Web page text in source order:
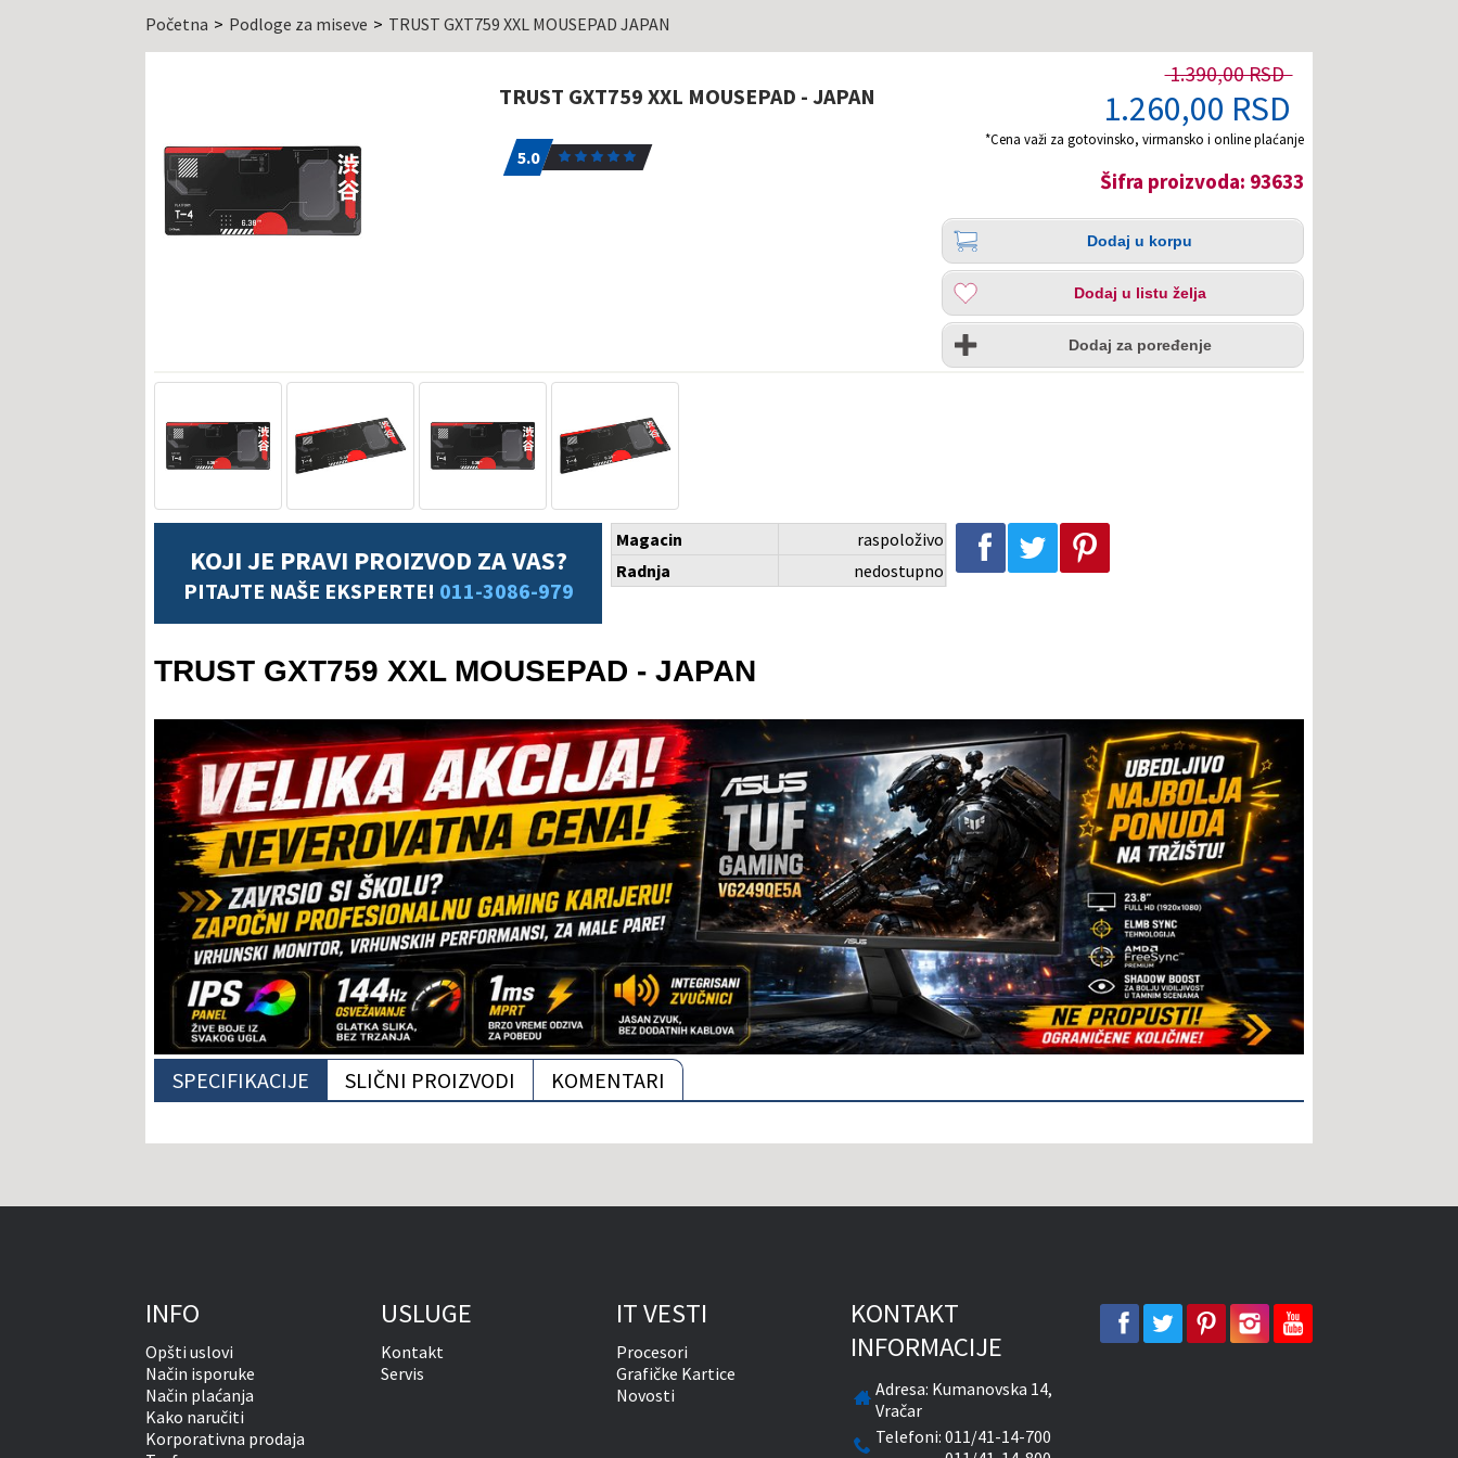
Početna Podloge za miseve TRUST GXT759 XXL MOUSEPAD JAPAN
TRUST GXT759 XXL MOUSEPAD - JAPAN
5.01
5.0
1.390,00 RSD
1.260,00 RSD
*Cena važi za gotovinsko, virmansko i online plaćanje
Šifra proizvoda: 93633
Količina
Dodaj
korpu
Dodaj u korpu
Dodaj
listu
želja
Dodaj u listu želja
Uporedi
Dodaj za poređenje
KOJI JE PRAVI PROIZVOD ZA VAS?
PITAJTE NAŠE EKSPERTE! 011-3086-979
Magacin
raspoloživo
Radnja
nedostupno
Podeli na Facebook-u Podeli na Twitter-u Podeli na Pinterest-u
TRUST GXT759 XXL MOUSEPAD - JAPAN
SPECIFIKACIJE SLIČNI PROIZVODI KOMENTARI
INFO
Opšti uslovi
Način isporuke
Način plaćanja
Kako naručiti
Korporativna prodaja
USLUGE
Kontakt
Servis
IT VESTI
Procesori
Grafičke Kartice
Novosti
KONTAKT
INFORMACIJE
Adresa: Kumanovska 14,
Vračar
Telefoni:011/41-14-700
facebooktwitter pinterestinstagramyoutube